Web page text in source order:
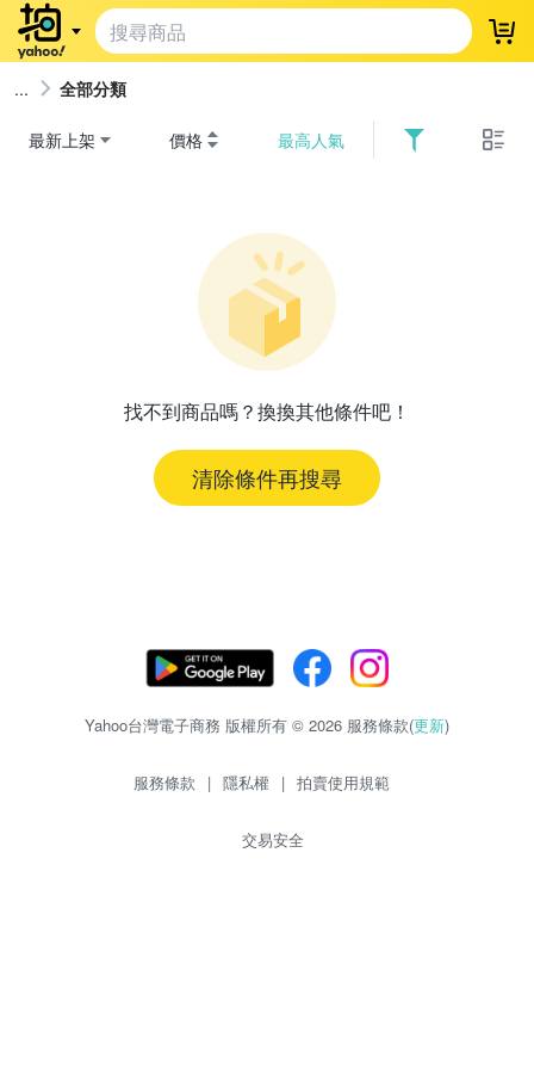
登
全部分類
最新上架 價格 最高人氣
找不到商品嗎？換換其他條件吧！
清除條件再搜尋
Yahoo台灣電子商務 版權所有 © 2026 服務條款(更新)
服務條款 | 隱私權 | 拍賣使用規範
交易安全